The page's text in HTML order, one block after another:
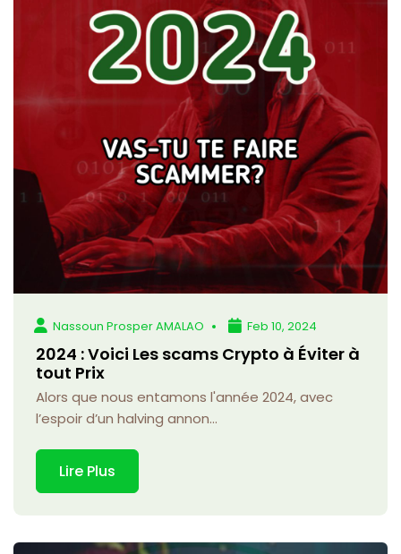
Nassoun Prosper AMALAO Feb 10, 2024
2024 : Voici Les scams Crypto à Éviter à
tout Prix
Alors que nous entamons l'année 2024, avec
l’espoir d’un halving annon...
Lire Plus